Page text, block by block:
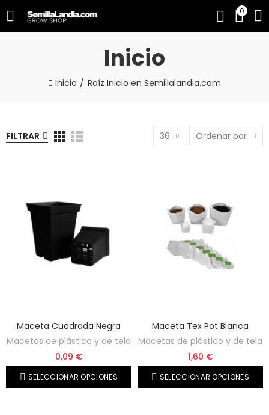
0
Inicio
Inicio Raíz Inicio en Semillalandia.com
FILTRAR 36 Ordenar por
Maceta Cuadrada Negra
Macetas de plástico y de tela
0,09 €
SELECCIONAR OPCIONES
Maceta Tex Pot Blanca
Macetas de plástico y de tela
1,60 €
SELECCIONAR OPCIONES